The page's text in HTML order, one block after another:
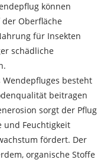
können
Oberfläche
für Insekten
schädliche
Wendepfluges besteht
beitragen
sorgt der Pflug
und Feuchtigkeit
fördert. Der
organische Stoffe